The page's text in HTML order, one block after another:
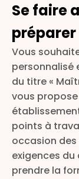
Se faire
préparer
Vous
personnalisé
du titre «
vous
points à
occasion
exigences
prendre la